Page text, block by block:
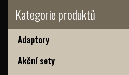
Kategorie produktů
Adaptory
Akční sety